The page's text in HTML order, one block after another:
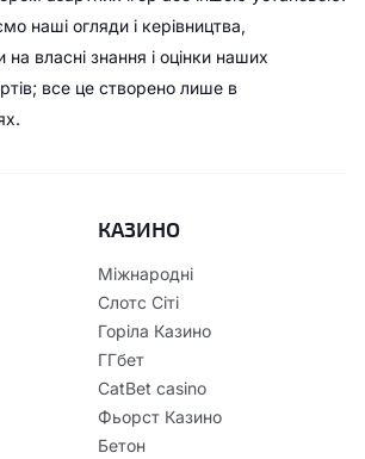
наші огляди і керівництва,
власні знання і оцінки наших
все це створено лише в
КАЗИНО
Міжнародні
Слотс Сіті
Горіла Казино
ГГбет
CatBet casino
Фьорст Казино
Бетон